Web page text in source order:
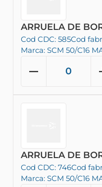
ARRUELA DE
Cod CDC: 585Cod
Marca: SCM 50/C16
ARRUELA DE
Cod CDC: 746Cod
Marca: SCM 50/C16